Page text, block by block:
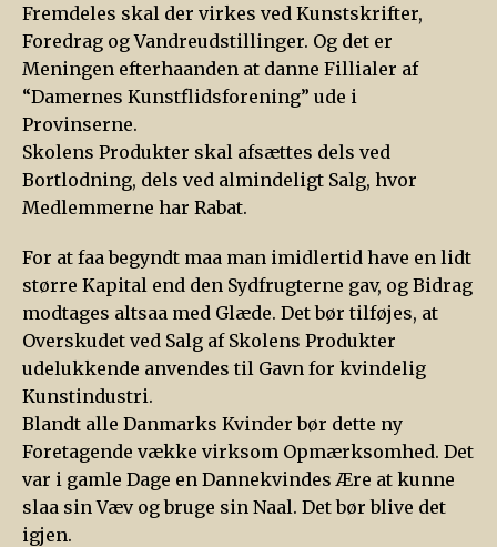
Fremdeles skal der virkes ved Kunstskrifter,
Foredrag og Vandreudstillinger. Og det er
Meningen efterhaanden at danne Fillialer af
“Damernes Kunstflidsforening” ude i
Provinserne.
Skolens Produkter skal afsættes dels ved
Bortlodning, dels ved almindeligt Salg, hvor
Medlemmerne har Rabat.
For at faa begyndt maa man imidlertid have en lidt
større Kapital end den Sydfrugterne gav, og Bidrag
modtages altsaa med Glæde. Det bør tilføjes, at
Overskudet ved Salg af Skolens Produkter
udelukkende anvendes til Gavn for kvindelig
Kunstindustri.
Blandt alle Danmarks Kvinder bør dette ny
Foretagende vække virksom Opmærksomhed. Det
var i gamle Dage en Dannekvindes Ære at kunne
slaa sin Væv og bruge sin Naal. Det bør blive det
igjen.